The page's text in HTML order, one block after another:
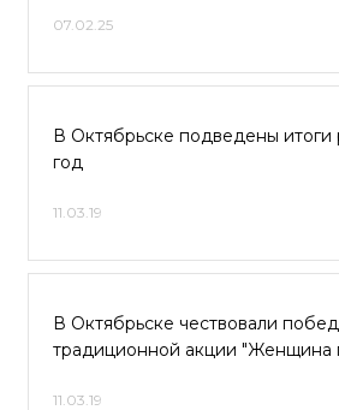
07.02.25
В Октябрьске подведены итоги
год
11.03.19
В Октябрьске чествовали
традиционной акции "Женщина
11.03.19